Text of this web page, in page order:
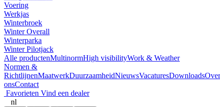
Voering
Werkjas
Winterbroek
Winter Overall
Winterparka
Winter Pilotjack
Alle productenMultinormHigh visibilityWork & Weather
Normen &
RichtlijnenMaatwerkDuurzaamheidNieuwsVacaturesDownloadsOver
onsContact
Favorieten Vind een dealer
nl